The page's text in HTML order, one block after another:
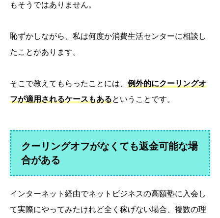
もそうではありません。
恥ずかしながら、私は何度か消費生活センターに相談し
たことがあります。
そこで教えてもらったことには、 例外的にクーリングオ
フが適用されるケースもあるということです。
クーリングオフがなくても返金可能な場
合がある
インターネット経由でネットビジネスの高額塾に入会し
て実際にやってみたけれど全く稼げない場合、複数の理